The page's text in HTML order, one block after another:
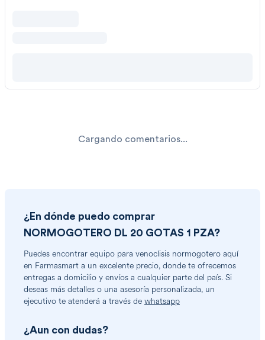
Cargando comentarios...
¿En dónde puedo comprar
NORMOGOTERO DL 20 GOTAS 1 PZA?
Puedes encontrar equipo para venoclisis normogotero aquí
en Farmasmart a un excelente precio, donde te ofrecemos
entregas a domicilio y envíos a cualquier parte del país. Si
deseas más detalles o una asesoría personalizada, un
ejecutivo te atenderá a través de whatsapp
¿Aun con dudas?